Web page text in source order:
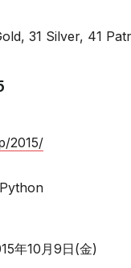
31 Silver, 41
2015/
年10月9日(金)